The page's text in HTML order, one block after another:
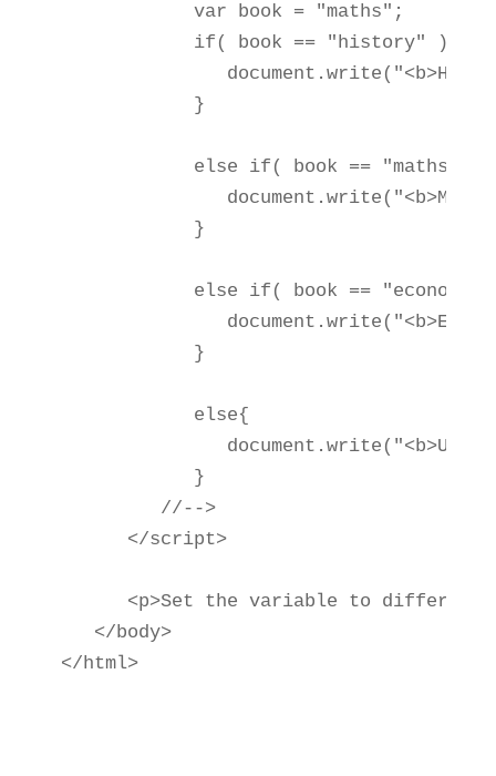
            var book = "maths";
            if( book == "history" ){
            }
            else if( book == "maths" ){
            }
else if( book ==
            }
            else{
            }
         //-->
      </script>
<p>Set the variable to different
   </body>
</html>